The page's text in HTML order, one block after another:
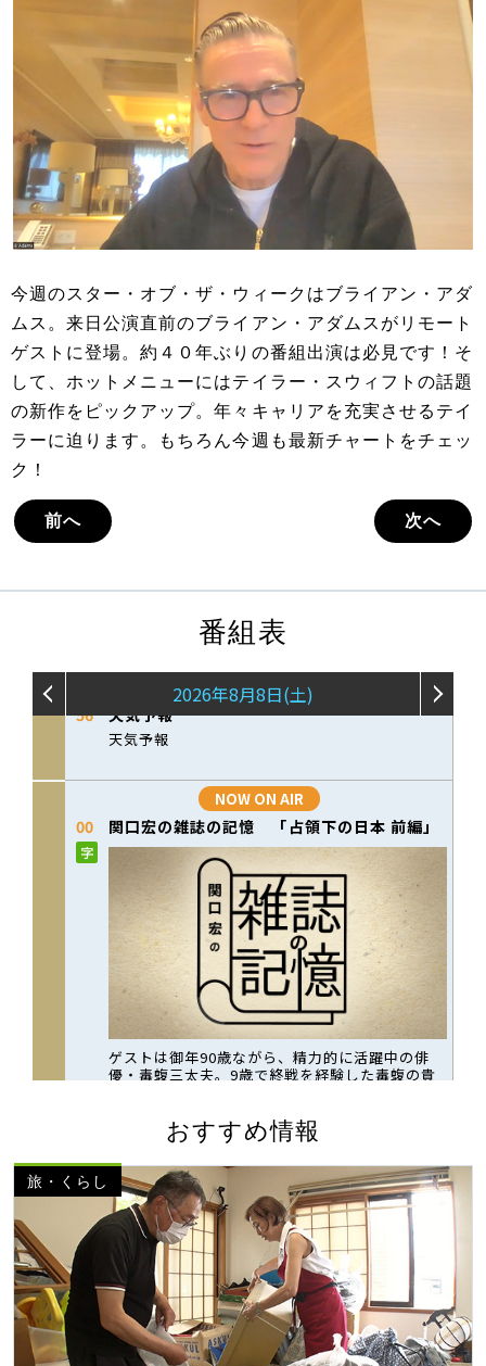
今週のスター・オブ・ザ・ウィークはブライアン・アダ
ムス。来日公演直前のブライアン・アダムスがリモート
ゲストに登場。約４０年ぶりの番組出演は必見です！そ
して、ホットメニューにはテイラー・スウィフトの話題
の新作をピックアップ。年々キャリアを充実させるテイ
ラーに迫ります。もちろん今週も最新チャートをチェッ
ク！
前へ 次へ
番組表
おすすめ情報
旅・くらし